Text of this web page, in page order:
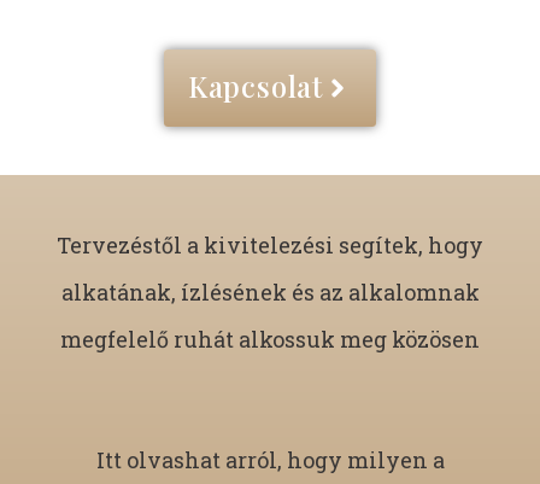
Kapcsolat
Tervezéstől a kivitelezési segítek, hogy
alkatának, ízlésének és az alkalomnak
megfelelő ruhát alkossuk meg közösen
Itt olvashat arról, hogy milyen a